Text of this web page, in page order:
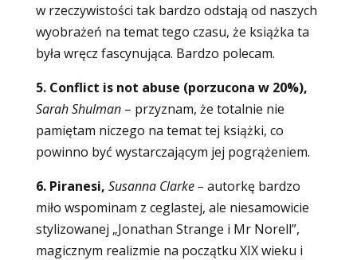
w rzeczywistości tak bardzo odstają od naszych
wyobrażeń na temat tego czasu, że książka ta
była wręcz fascynująca. Bardzo polecam.
5. Conflict is not abuse (porzucona w 20%),
Sarah Shulman– przyznam, że totalnie nie
pamiętam niczego na temat tej książki, co
powinno być wystarczającym jej pogrążeniem.
6. Piranesi, Susanna Clarke – autorkę bardzo
miło wspominam z ceglastej, ale niesamowicie
stylizowanej „Jonathan Strange i Mr Norell”,
magicznym realizmie na początku XIX wieku i